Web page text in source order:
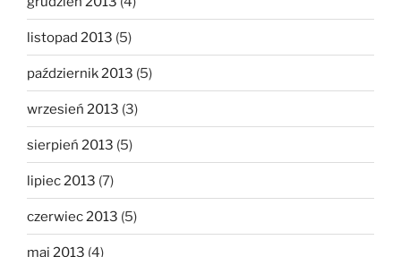
listopad 2013 (5)
październik 2013 (5)
wrzesień 2013 (3)
sierpień 2013 (5)
lipiec 2013 (7)
czerwiec 2013 (5)
maj 2013 (4)